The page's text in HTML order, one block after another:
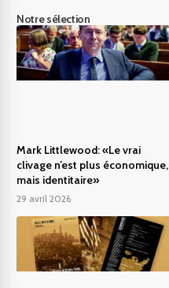
Notre sélection
Mark Littlewood: «Le vrai
clivage n’est plus économique,
mais identitaire»
29 avril 2026